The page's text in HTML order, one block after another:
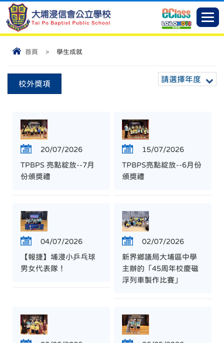
首頁 > 學生成就
請選擇年度
校外獎項
20/07/2026
TPBPS 亮點綻放--7月
份頒獎禮
15/07/2026
TPBPS亮點綻放--6月份
頒獎禮
04/07/2026
【報捷】埔浸小乒乓球
男女代表隊！
02/07/2026
新界鄉議局大埔區中學
主辦的「45周年校慶磁
浮列車製作比賽」